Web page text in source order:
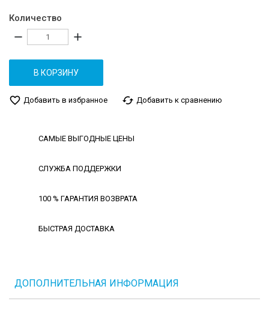
Количество
remove add
В КОРЗИНУ
favorite_border Добавить в избранное cached Добавить к сравнению
САМЫЕ ВЫГОДНЫЕ ЦЕНЫ
СЛУЖБА ПОДДЕРЖКИ
100 % ГАРАНТИЯ ВОЗВРАТА
БЫСТРАЯ ДОСТАВКА
ДОПОЛНИТЕЛЬНАЯ ИНФОРМАЦИЯ